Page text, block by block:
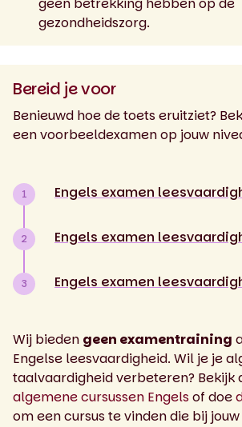
geen betrekking hebben op de
gezondheidszorg.
Bereid je voor
Benieuwd hoe de toets eruitziet?
een voorbeeldexamen op jouw
1 Engels examen
2 Engels examen
3 Engels examen
Wij bieden geen examentraining
Engelse leesvaardigheid. Wil je je
taalvaardigheid verbeteren? Bekijk
algemene cursussen Engelsof doe
om een cursus te vinden die bij